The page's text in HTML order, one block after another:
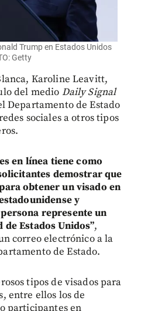
Trump en Estados Unidos
Getty
Karoline Leavitt,
del medio Daily Signal
Departamento de Estado
sociales a otros tipos
en línea tiene como
demostrar que
obtener un visado en
y
represente un
Estados Unidos”,
correo electrónico a la
de Estado.
tipos de visados para
entre ellos los de
participantes en